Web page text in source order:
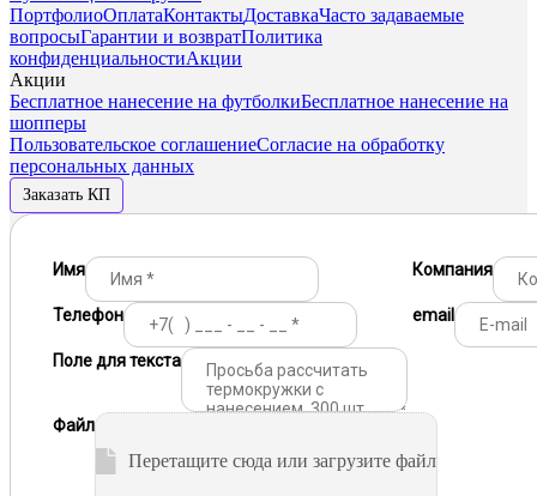
ПортфолиоОплатаКонтактыДоставкаЧасто задаваемые
вопросыГарантии и возвратПолитика
конфиденциальностиАкции
Акции
Бесплатное нанесение на футболкиБесплатное нанесение на
шопперы
Пользовательское соглашениеСогласие на обработку
персональных данных
Заказать КП
Имя Компания
Телефон email
Поле для текста
Файл
Перетащите сюда или загрузите файл